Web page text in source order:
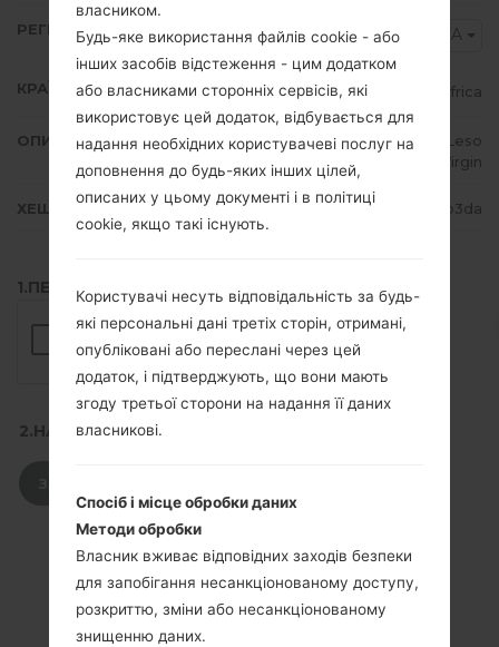
РЕГІОН XFA
КРАЇНА South Africa
ОПИС
Vodacom, 8ta, MTN, Vodacom Leso
tho, Cell C, Virgin
ХЕШ 42a90993c364e4c20ef3249f612b3da
1.ПЕРЕВІРТИ НАЯВНІСТЬ RECAPTCHA
2.НАТИСНІТЬ, ЩОБ ЗАВАНТАЖИТИ
власником.
Будь-яке використання файлів cookie - або
інших засобів відстеження - цим додатком
або власниками сторонніх сервісів, які
використовує цей додаток, відбувається для
надання необхідних користувачеві послуг на
доповнення до будь-яких інших цілей,
описаних у цьому документі і в політиці
cookie, якщо такі існують.
Користувачі несуть відповідальність за будь-
які персональні дані третіх сторін, отримані,
опубліковані або переслані через цей
додаток, і підтверджують, що вони мають
згоду третьої сторони на надання її даних
власникові.
Спосіб і місце обробки даних
Методи обробки
Власник вживає відповідних заходів безпеки
для запобігання несанкціонованому доступу,
розкриттю, зміни або несанкціонованому
знищенню даних.